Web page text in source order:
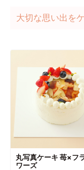
大切な思い出を
丸写真ケーキ 苺×フ
ワーズ